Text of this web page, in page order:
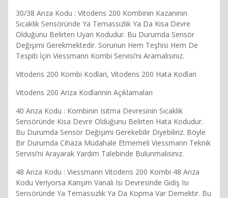
30/38 Arıza Kodu : Vitodens 200 Kombinin Kazanının
Sıcaklık Sensöründe Ya Temassızlık Ya Da Kısa Devre
Olduğunu Belirten Uyarı Kodudur. Bu Durumda Sensör
Değişimi Gerekmektedir. Sorunun Hem Teşhisi Hem De
Tespiti İçin Viessmann Kombi Servisi’ni Aramalısınız.
Vitodens 200 Kombi Kodlari, Vitodens 200 Hata Kodlari
Vitodens 200 Ariza Kodlarinin Açıklamaları
40 Arıza Kodu : Kombinin Isıtma Devresinin Sıcaklık
Sensöründe Kısa Devre Olduğunu Belirten Hata Kodudur.
Bu Durumda Sensör Değişimi Gerekebilir Diyebiliriz. Böyle
Bir Durumda Cihaza Müdahale Etmemeli Viessmann Teknik
Servisi’ni Arayarak Yardım Talebinde Bulunmalısınız.
48 Arıza Kodu : Viessmann Vitodens 200 Kombi 48 Arıza
Kodu Veriyorsa Karışım Vanalı Isı Devresinde Gidiş Isı
Sensöründe Ya Temassızlık Ya Da Kopma Var Demektir. Bu